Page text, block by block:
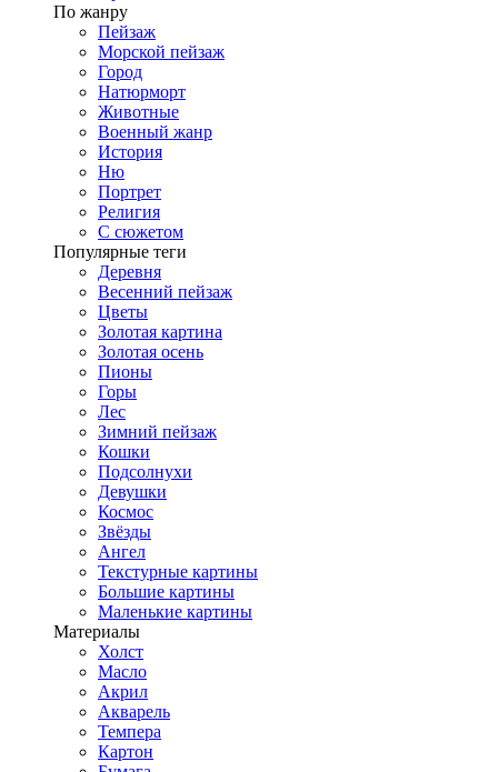
По жанру
Пейзаж
Морской пейзаж
Город
Натюрморт
Животные
Военный жанр
История
Ню
Портрет
Религия
С сюжетом
Популярные теги
Деревня
Весенний пейзаж
Цветы
Золотая картина
Золотая осень
Пионы
Горы
Лес
Зимний пейзаж
Кошки
Подсолнухи
Девушки
Космос
Звёзды
Ангел
Текстурные картины
Большие картины
Маленькие картины
Материалы
Холст
Масло
Акрил
Акварель
Темпера
Картон